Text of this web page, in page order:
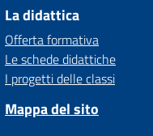
La didattica
Offerta formativa
Le schede didattiche
I progetti delle classi
Mappa del sito